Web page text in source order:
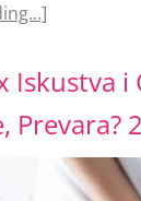
Iskustva i
Prevara?